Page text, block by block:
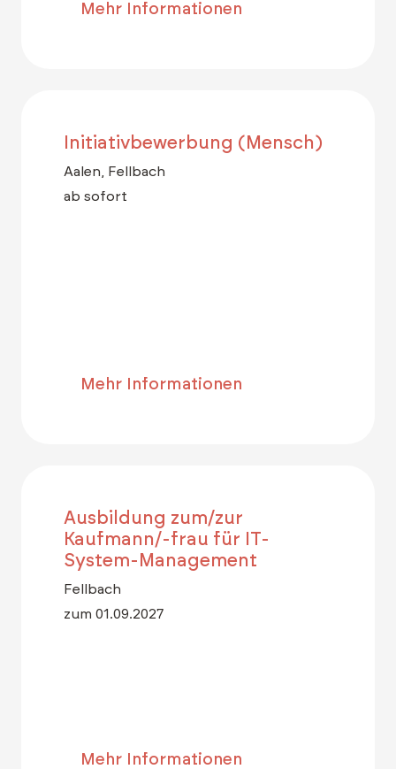
Mehr Informationen
Initiativbewerbung (Mensch)
Aalen, Fellbach
ab sofort
Mehr Informationen
Ausbildung zum/zur
Kaufmann/-frau für IT-
System-Management
Fellbach
zum 01.09.2027
Mehr Informationen